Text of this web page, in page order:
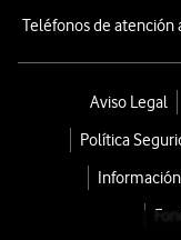
Teléfonos de atención
Aviso Legal
Política